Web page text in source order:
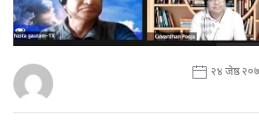
२४ जेष्ठ